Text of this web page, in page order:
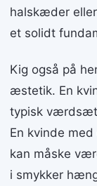
halskæder
et solidt
Kig også på
æstetik. En
typisk
En kvinde
kan måske
i smykker